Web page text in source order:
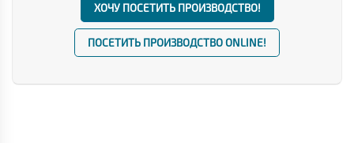
ХОЧУ ПОСЕТИТЬ ПРОИЗВОДСТВО!
ПОСЕТИТЬ ПРОИЗВОДСТВО ONLINE!